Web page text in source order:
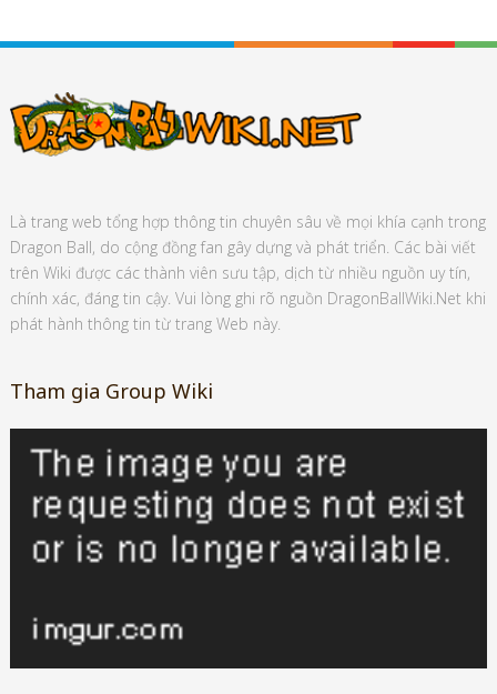
Là trang web tổng hợp thông tin chuyên sâu về mọi khía cạnh trong
Dragon Ball, do cộng đồng fan gây dựng và phát triển. Các bài viết
trên Wiki được các thành viên sưu tập, dịch từ nhiều nguồn uy tín,
chính xác, đáng tin cậy. Vui lòng ghi rõ nguồn DragonBallWiki.Net khi
phát hành thông tin từ trang Web này.
Tham gia Group Wiki